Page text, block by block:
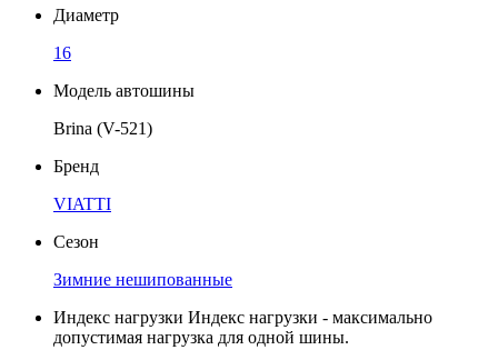
Диаметр
16
Модель автошины
Brina (V-521)
Бренд
VIATTI
Сезон
Зимние нешипованные
Индекс нагрузки Индекс нагрузки - максимально
допустимая нагрузка для одной шины.